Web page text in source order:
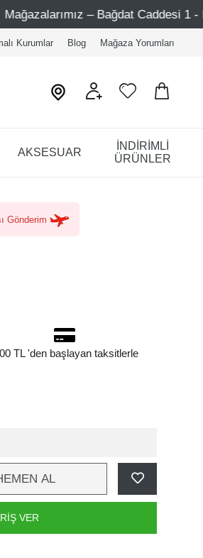
Caddesi 1 - Bağdat Caddesi 2 -
Kurumlar Blog Mağaza Yorumları
AKSESUAR
İNDİRİMLİ
ÜRÜNLER
Gönderim
TL 'den başlayan taksitlerle
AL
VER